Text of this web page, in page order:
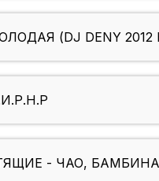
(DJ DENY 2012
- ЧАО, БАМБИНА!